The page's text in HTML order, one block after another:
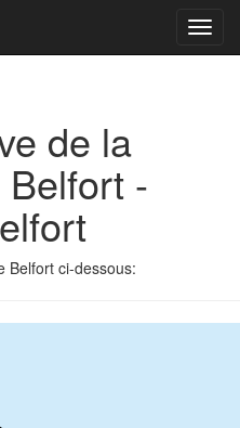
de la
-
Belfort ci-dessous: